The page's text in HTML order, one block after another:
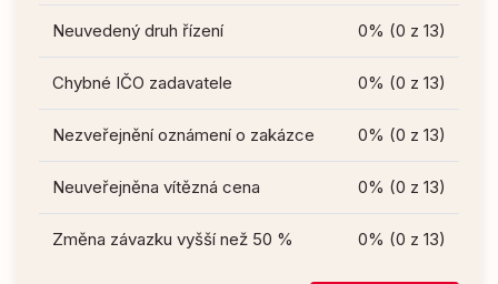
Neuvedený druh řízení 0% (0 z 13)
Chybné IČO zadavatele 0% (0 z 13)
Nezveřejnění oznámení o zakázce 0% (0 z 13)
Neuveřejněna vítězná cena 0% (0 z 13)
Změna závazku vyšší než 50 % 0% (0 z 13)